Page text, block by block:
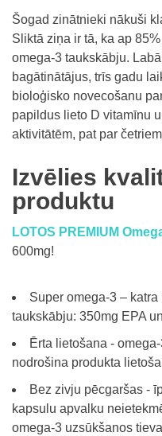
Šogad zinātnieki nākuši
Sliktā ziņa ir tā, ka ap
omega-3 taukskābju.
bagātinātājus, trīs gadu
bioloģisko novecošanu
papildus lieto D vitamīnu
aktivitātēm, pat par
Izvēlies
produktu
LOTOS PREMIUM
600mg!
Super omega-3 –
taukskābju: 350mg EPA
Ērta lietošana -
nodrošina produkta
Bez zivju pēcgaršas -
kapsulu apvalku
omega-3 uzsūkšanos